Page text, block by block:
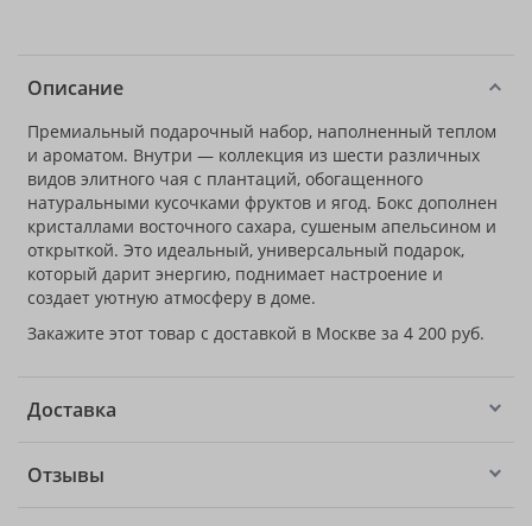
Описание
Премиальный подарочный набор, наполненный теплом
и ароматом. Внутри — коллекция из шести различных
видов элитного чая с плантаций, обогащенного
натуральными кусочками фруктов и ягод. Бокс дополнен
кристаллами восточного сахара, сушеным апельсином и
открыткой. Это идеальный, универсальный подарок,
который дарит энергию, поднимает настроение и
создает уютную атмосферу в доме.
Закажите этот товар с доставкой в Москве за 4 200 руб.
Доставка
Отзывы